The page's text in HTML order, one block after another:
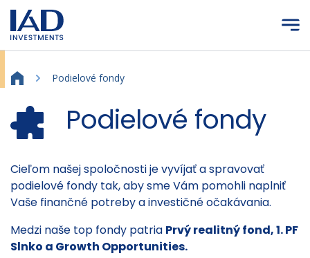
Prejsť na hlavný obsah
Podielové fondy
Podielové fondy
Podielové fondy
Cieľom našej spoločnosti je vyvíjať a spravovať
podielové fondy tak, aby sme Vám pomohli naplniť
Vaše finančné potreby a investičné očakávania.
Medzi naše top fondy patria Prvý realitný fond,1. PF
Slnko a Growth Opportunities.